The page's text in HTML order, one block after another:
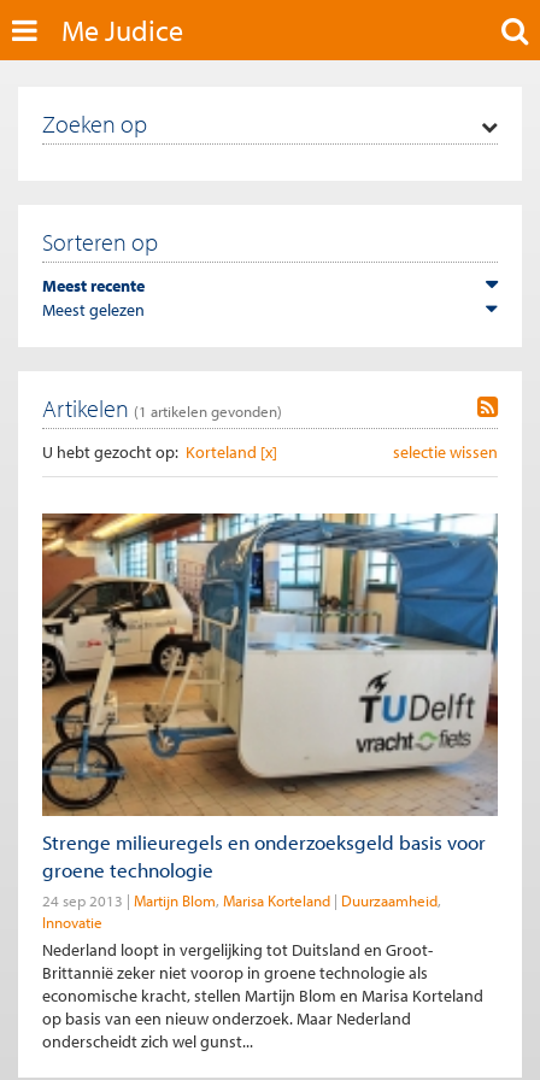
Me Judice
Zoeken op
Sorteren op
Meest recente
Meest gelezen
Artikelen (1 artikelen gevonden)
U hebt gezocht op: selectie wissen
Korteland [x]
Strenge milieuregels en onderzoeksgeld basis voor
groene technologie
24 sep 2013 Martijn Blom Marisa Korteland
Duurzaamheid
Innovatie
Nederland loopt in vergelijking tot Duitsland en Groot-
Brittannië zeker niet voorop in groene technologie als
economische kracht, stellen Martijn Blom en Marisa Korteland
op basis van een nieuw onderzoek. Maar Nederland
onderscheidt zich wel gunst...